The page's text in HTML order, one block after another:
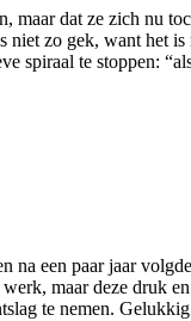
maar dat ze zich nu
niet zo gek, want het
spiraal te stoppen:
een paar jaar
maar deze druk
te nemen.